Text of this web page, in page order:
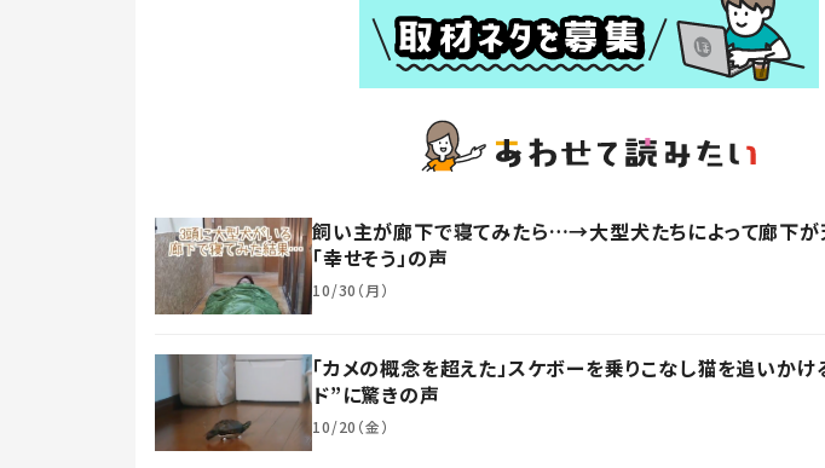
飼い主が廊下で寝てみたら…→大型犬たちによって廊下が天
「幸せそう」の声
10/30（月）
「カメの概念を超えた」スケボーを乗りこなし猫を追いか
ド”に驚きの声
10/20（金）